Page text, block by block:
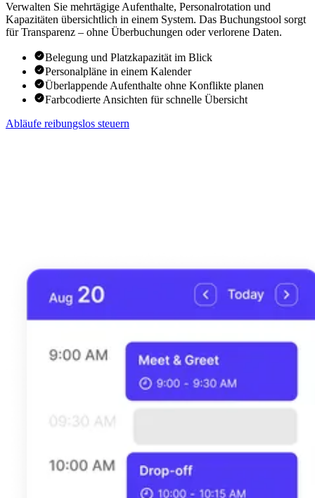
Verwalten Sie mehrtägige Aufenthalte, Personalrotation und
Kapazitäten übersichtlich in einem System. Das Buchungstool sorgt
für Transparenz – ohne Überbuchungen oder verlorene Daten.
Belegung und Platzkapazität im Blick
Personalpläne in einem Kalender
Überlappende Aufenthalte ohne Konflikte planen
Farbcodierte Ansichten für schnelle Übersicht
Abläufe reibungslos steuern